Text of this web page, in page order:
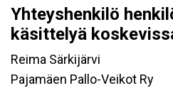
Yhteyshenkilö
käsittelyä
Reima Särkijärvi
Pajamäen Pallo-Veikot Ry